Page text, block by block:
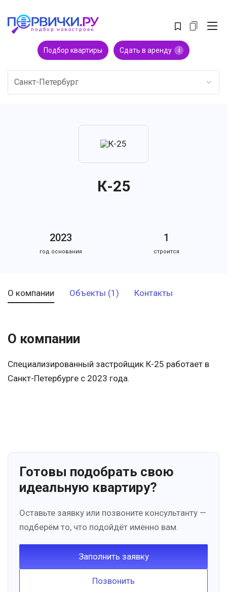
Подбор квартиры Сдать в аренду i
Санкт-Петербург
К-25
2023
год основания
1
строится
О компании Объекты (1) Контакты
О компании
Специализированный застройщик К-25 работает в
Санкт-Петербурге с 2023 года.
Готовы подобрать свою
идеальную квартиру?
Оставьте заявку или позвоните консультанту —
подберём то, что подойдёт именно вам.
Заполнить заявку
Позвонить